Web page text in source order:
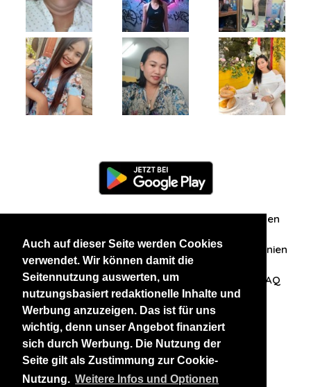
Auch auf dieser Seite werden Cookies
verwendet. Wir können damit die
Seitennutzung auswerten, um
nutzungsbasiert redaktionelle Inhalte und
Werbung anzuzeigen. Das ist für uns
wichtig, denn unser Angebot finanziert
sich durch Werbung. Die Nutzung der
Seite gilt als Zustimmung zur Cookie-
Nutzung. Weitere Infos und Optionen
Zuschriften/Erfahrungen
Datenschutzerklärung AGB Datenschutzrichtlinien
Nehmen Sie Kontakt mit uns auf FAQ
Unsere anderen Websites
BlackAndBeauties RussianKisses